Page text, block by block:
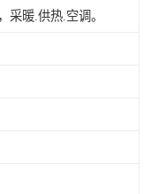
采暖.供热.空调。